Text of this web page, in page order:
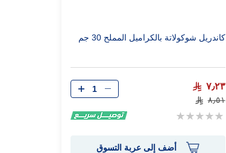
كاندريل شوكولاتة بالكراميل المملح 30 جم
٧٫٢٣
٨٫٥١
Rating:
الكمية
أضف إلى عربة التسوق